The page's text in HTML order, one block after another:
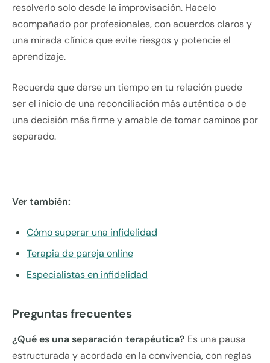
resolverlo solo desde la improvisación. Hacelo
acompañado por profesionales, con acuerdos claros y
una mirada clínica que evite riesgos y potencie el
aprendizaje.
Recuerda que darse un tiempo en tu relación puede
ser el inicio de una reconciliación más auténtica o de
una decisión más firme y amable de tomar caminos por
separado.
Ver también:
Cómo superar una infidelidad
Terapia de pareja online
Especialistas en infidelidad
Preguntas frecuentes
¿Qué es una separación terapéutica? Es una pausa
estructurada y acordada en la convivencia, con reglas